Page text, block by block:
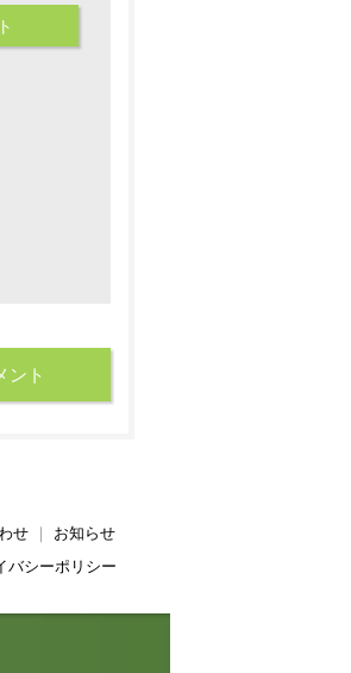
ント
せ｜ お知らせ
バシーポリシー